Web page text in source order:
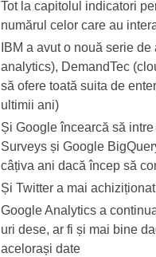
Tot la capitolul indicatori
numărul celor care au
IBM a avut o nouă serie
analytics), DemandTec
să ofere toată suita de
ultimii ani)
Și Google încearcă să
Surveys și Google
câțiva ani dacă încep să
Și Twitter a mai
Google Analytics a
uri dese, ar fi și mai bine
acelorași date